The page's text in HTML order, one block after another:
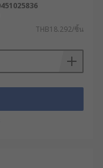
THB18.292/ชิ้น